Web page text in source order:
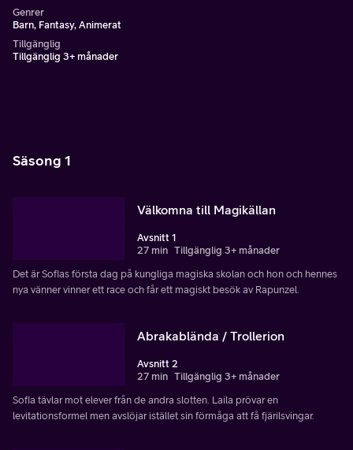
Genrer
Barn, Fantasy, Animerat
Tillgänglig
Tillgänglig 3+ månader
Säsong 1
Välkomna till Magikällan
Avsnitt 1
27 min Tillgänglig 3+ månader
Det är Sofias första dag på kungliga magiska skolan och hon och hennes
nya vänner vinner ett race och får ett magiskt besök av Rapunzel.
Abrakablända / Trollerion
Avsnitt 2
27 min Tillgänglig 3+ månader
Sofia tävlar mot elever från de andra slotten. Laila prövar en
levitationsformel men avslöjar istället sin förmåga att få fjärilsvingar.